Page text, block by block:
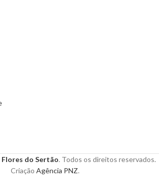
do Sertão. Todos os direitos reservados.
Criação Agência PNZ.